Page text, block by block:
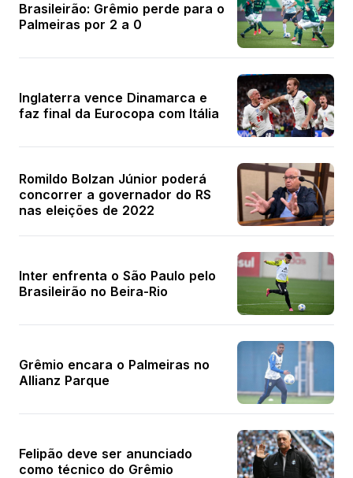
Brasileirão: Grêmio perde para o
Palmeiras por 2 a 0
Inglaterra vence Dinamarca e
faz final da Eurocopa com Itália
Romildo Bolzan Júnior poderá
concorrer a governador do RS
nas eleições de 2022
Inter enfrenta o São Paulo pelo
Brasileirão no Beira-Rio
Grêmio encara o Palmeiras no
Allianz Parque
Felipão deve ser anunciado
como técnico do Grêmio